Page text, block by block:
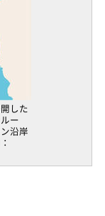
した
ー
沿岸